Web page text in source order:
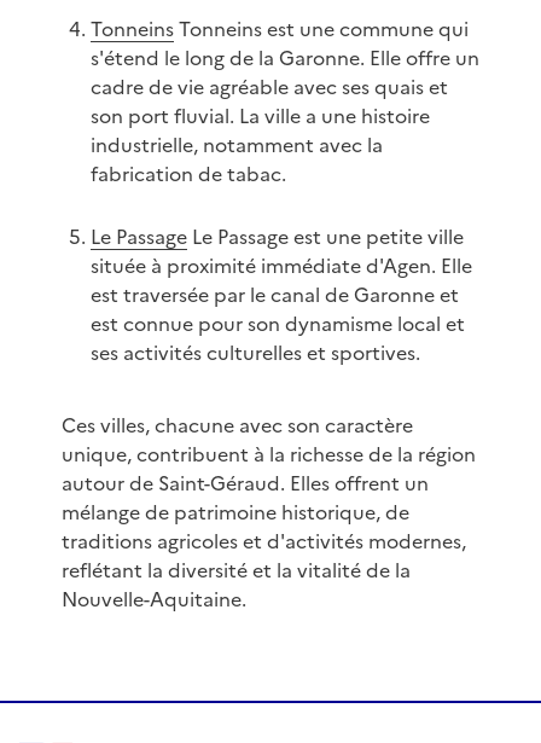
TonneinsTonneins est une commune qui
s'étend le long de la Garonne. Elle offre un
cadre de vie agréable avec ses quais et
son port fluvial. La ville a une histoire
industrielle, notamment avec la
fabrication de tabac.
Le PassageLe Passage est une petite ville
située à proximité immédiate d'Agen. Elle
est traversée par le canal de Garonne et
est connue pour son dynamisme local et
ses activités culturelles et sportives.
Ces villes, chacune avec son caractère
unique, contribuent à la richesse de la région
autour de Saint-Géraud. Elles offrent un
mélange de patrimoine historique, de
traditions agricoles et d'activités modernes,
reflétant la diversité et la vitalité de la
Nouvelle-Aquitaine.